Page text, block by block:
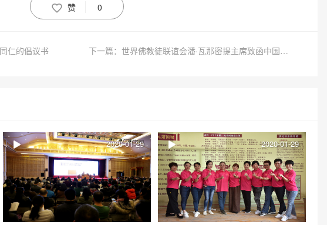
赞 0
仁的倡议书 下一篇：世界佛教徒联谊会潘·瓦那密提主席致函中国佛教协会对我国疫情表示关注和慰问
2020-01-29 2020-01-29